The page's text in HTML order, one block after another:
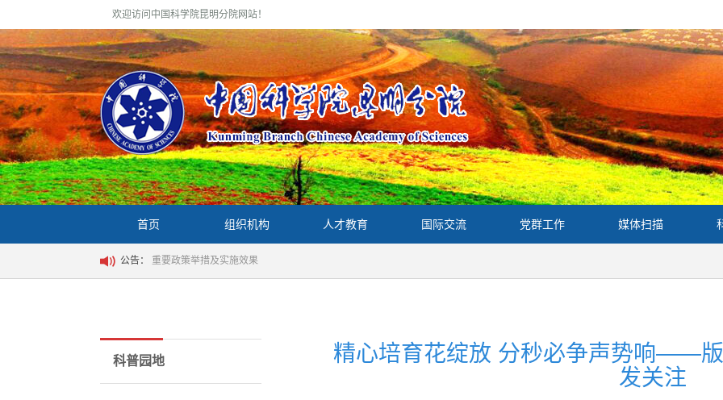
欢迎访问中国科学院昆明分院网站！
首页 组织机构 人才教育 国际交流 党群工作 媒体扫描
公告： 重要政策举措及实施效果
科普园地
精心培育花绽放 分秒必争声势响——
发关注